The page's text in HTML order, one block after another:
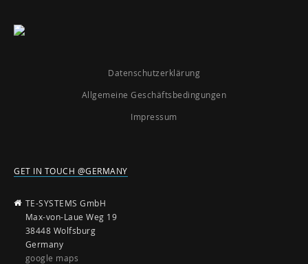
Datenschutzerklärung
Allgemeine Geschäftsbedingungen
Impressum
GET IN TOUCH @GERMANY
TE-SYSTEMS GmbH
Max-von-Laue Weg 19
38448 Wolfsburg
Germany
google maps